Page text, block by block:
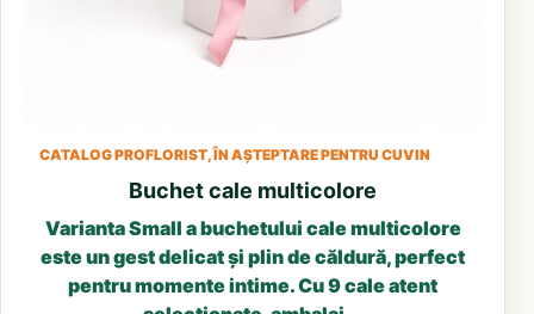
CATALOG PROFLORIST, ÎN AȘTEPTARE PENTRU CUVIN
Buchet cale multicolore
Varianta Small a buchetului cale multicolore
este un gest delicat și plin de căldură, perfect
pentru momente intime. Cu 9 cale atent